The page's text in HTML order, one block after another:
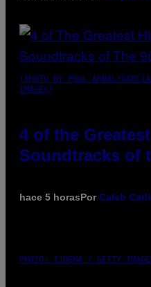
(PHOTO BY POOL ARNAL/
IMAGES)
4 of the
Soundtracks of
hace 5 horasPorCaleb
PHOTO: IJDEMA / GETTY